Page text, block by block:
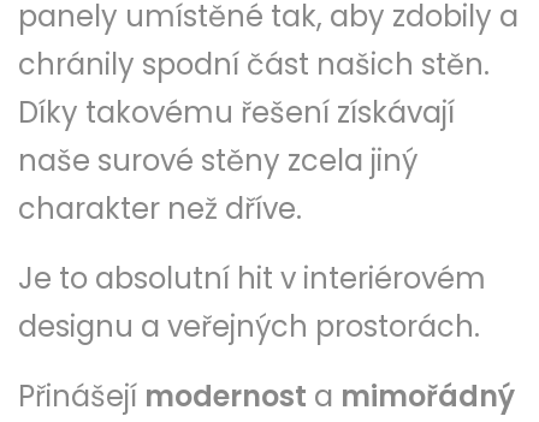
panely umístěné tak, aby zdobily a
chránily spodní část našich stěn.
Díky takovému řešení získávají
naše surové stěny zcela jiný
charakter než dříve.
Je to absolutní hit v interiérovém
designu a veřejných prostorách.
Přinášejí modernost a mimořádný